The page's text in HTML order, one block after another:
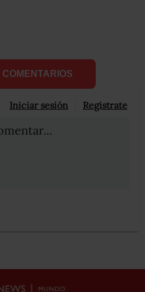
Iniciar sesión Registrate